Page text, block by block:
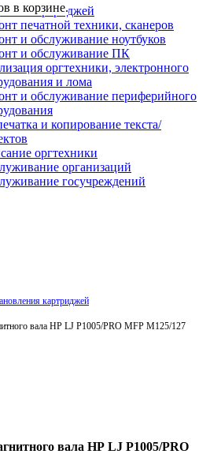
в корзине.
картриджей
печатной техники, сканеров
и обслуживание ноутбуков
и обслуживание ПК
оргтехники, электронного
и лома
и обслуживание периферийного
и копирование текста/
оргтехники
организаций
госучреждений
картриджей
вала НР LJ P1005/PRO MFP M125/127
вала НР LJ P1005/PRO